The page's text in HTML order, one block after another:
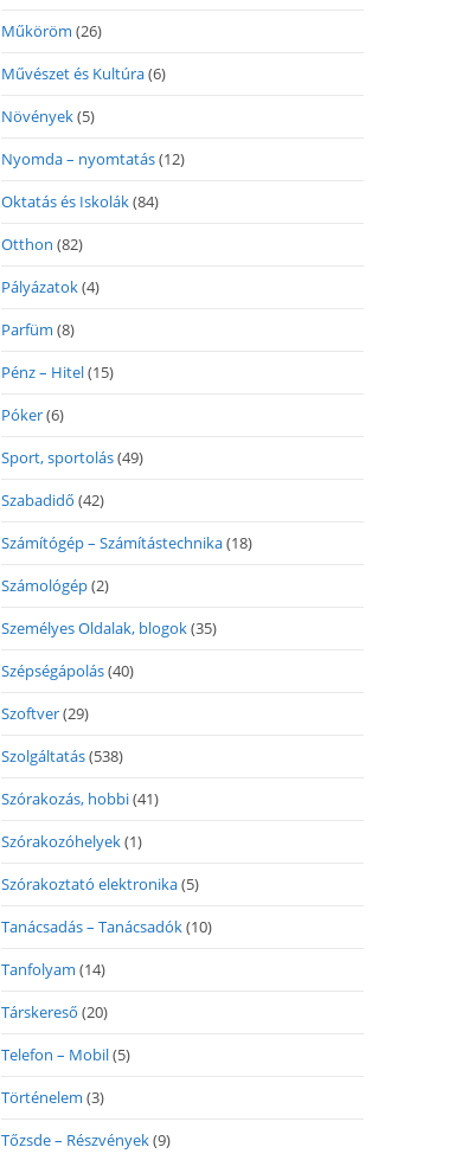
Műköröm (26)
Művészet és Kultúra(6)
Növények(5)
Nyomda – nyomtatás(12)
Oktatás és Iskolák(84)
Otthon (82)
Pályázatok(4)
Parfüm (8)
Pénz – Hitel(15)
Póker(6)
Sport, sportolás(49)
Szabadidő (42)
Számítógép – Számítástechnika(18)
Számológép(2)
Személyes Oldalak, blogok(35)
Szépségápolás(40)
Szoftver(29)
Szolgáltatás(538)
Szórakozás, hobbi(41)
Szórakozóhelyek(1)
Szórakoztató elektronika(5)
Tanácsadás – Tanácsadók(10)
Tanfolyam (14)
Társkereső (20)
Telefon – Mobil(5)
Történelem (3)
Tőzsde – Részvények(9)